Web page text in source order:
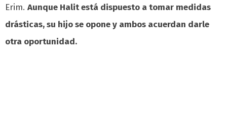
Erim. Aunque Halit está dispuesto a tomar medidas
drásticas, su hijo se opone y ambos acuerdan darle
otra oportunidad.